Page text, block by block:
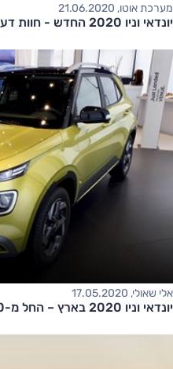
מערכת אוטו, 21.06.2020
יונדאי וניו 2020 החדש - חוות דעת
אלי שאולי, 17.05.2020
יונדאי וניו 2020 בארץ – החל מ-110,000 ש“ח